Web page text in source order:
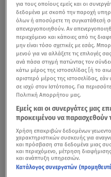
για τους οποίους εμείς και οι
δεδομένα με σκοπό την παροχή
όλων ή αποσύρετε τη συγκατάθεσή
απενεργοποιηθούν. Αν
περιεχόμενο και κάποιες από τις
μην είναι τόσο σχετικές με εσάς.
μενού για να αλλάξετε τις επιλογές
ανά πάσα στιγμή πατώντας τον
κάτω μέρος της ιστοσελίδας [ή το
αριστερό μέρος της ιστοσελίδας,
σε ισχύ στον Ιστότοπος. Για
Πολιτική Απορρήτου μας.
Εμείς και οι συνεργάτες μας
προκειμένου να παρασχεθούν
Χρήση επακριβών δεδομένων
χαρακτηριστικών συσκευής για
και πρόσβαση στα δεδομένα μιας
και περιεχόμενο, μέτρηση
και ανάπτυξη υπηρεσιών.
Κατάλογος συνεργατών